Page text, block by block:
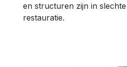
en structuren zijn in
restauratie.